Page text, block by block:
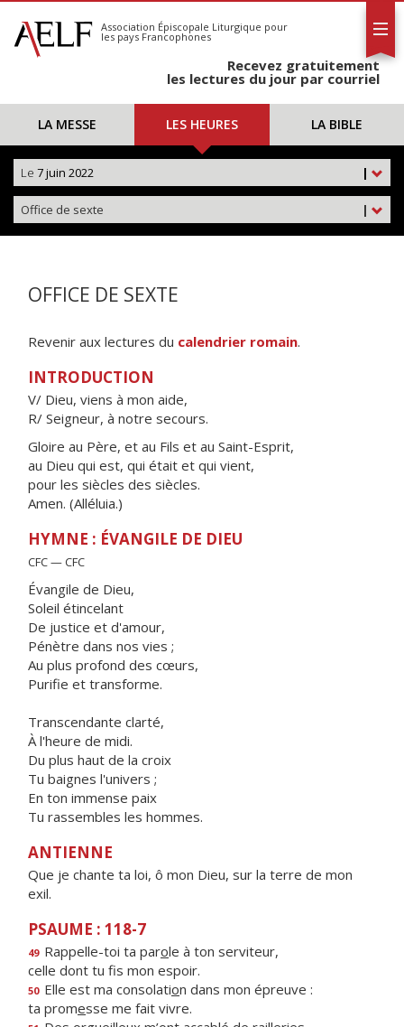
S'abonner
Calendrier
Association Épiscopale Liturgique pour
les pays Francophones
Recevez gratuitement
les lectures du jour par courriel
LA MESSE LES HEURES LA BIBLE
|
Le 7 juin 2022
|
Office de sexte
OFFICE DE SEXTE
Revenir aux lectures du calendrier romain.
INTRODUCTION
V/ Dieu, viens à mon aide,
R/ Seigneur, à notre secours.
Gloire au Père, et au Fils et au Saint-Esprit,
au Dieu qui est, qui était et qui vient,
pour les siècles des siècles.
Amen. (Alléluia.)
HYMNE : ÉVANGILE DE DIEU
CFC — CFC
Évangile de Dieu,
Soleil étincelant
De justice et d'amour,
Pénètre dans nos vies ;
Au plus profond des cœurs,
Purifie et transforme.
Transcendante clarté,
À l'heure de midi.
Du plus haut de la croix
Tu baignes l'univers ;
En ton immense paix
Tu rassembles les hommes.
ANTIENNE
Que je chante ta loi, ô mon Dieu, sur la terre de mon
exil.
PSAUME : 118-7
49 Rappelle-toi ta parole à ton serviteur,
celle dont tu fs mon espoir.
50 Elle est ma consolation dans mon épreuve :
ta promesse me fait vivre.